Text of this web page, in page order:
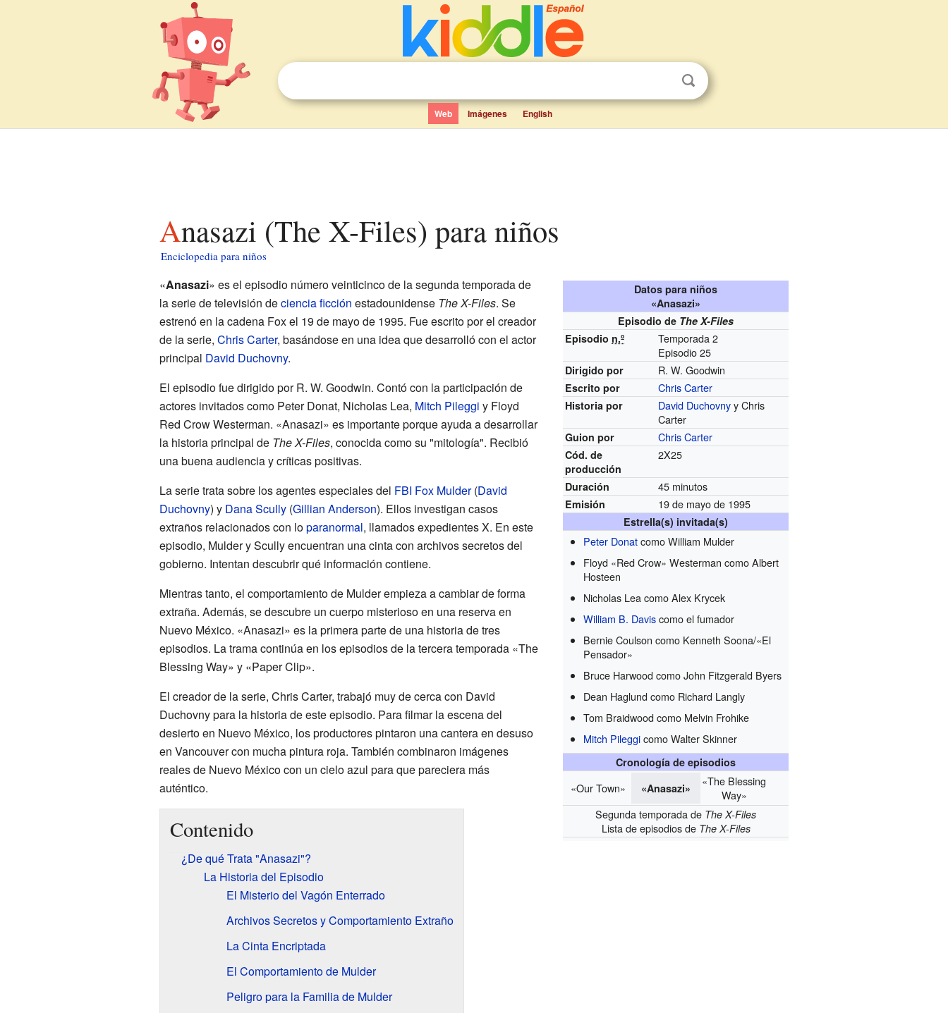
Web Imágenes English
Anasazi (The X-Files) para niños
Enciclopedia para niños
Datos para niños
«Anasazi»
Episodio de The X-Files
Episodio n.º
Temporada 2
Episodio 25
Dirigido por R. W. Goodwin
Escrito por Chris Carter
Historia por David Duchovnyy Chris
Carter
Guion por Chris Carter
Cód. de
producción
2X25
Duración 45 minutos
Emisión 19 de mayo de 1995
Estrella(s) invitada(s)
Peter Donatcomo William Mulder
Floyd «Red Crow» Westerman como Albert
Hosteen
Nicholas Lea como Alex Krycek
William B. Daviscomo el fumador
Bernie Coulson como Kenneth Soona/«El
Pensador»
Bruce Harwood como John Fitzgerald Byers
Dean Haglund como Richard Langly
Tom Braidwood como Melvin Frohike
Mitch Pileggicomo Walter Skinner
Cronología de episodios
«Our Town» «Anasazi»
«The Blessing
Way»
Segunda temporada de The X-Files
Lista de episodios de The X-Files
«Anasazi» es el episodio número veinticinco de la segunda temporada de
la serie de televisión deciencia ficción estadounidense The X-Files. Se
estrenó en la cadena Fox el 19 de mayo de 1995. Fue escrito por el creador
de la serie, Chris Carter, basándose en una idea que desarrolló con el actor
principal David Duchovny.
El episodio fue dirigido por R. W. Goodwin. Contó con la participación de
actores invitados como Peter Donat, Nicholas Lea, Mitch Pileggi y Floyd
Red Crow Westerman. «Anasazi» es importante porque ayuda a desarrollar
la historia principal de The X-Files, conocida como su "mitología". Recibió
una buena audiencia y críticas positivas.
La serie trata sobre los agentes especiales del FBI Fox Mulder(David
Duchovny) y Dana Scully(Gillian Anderson). Ellos investigan casos
extraños relacionados con loparanormal, llamados expedientes X. En este
episodio, Mulder y Scully encuentran una cinta con archivos secretos del
gobierno. Intentan descubrir qué información contiene.
Mientras tanto, el comportamiento de Mulder empieza a cambiar de forma
extraña. Además, se descubre un cuerpo misterioso en una reserva en
Nuevo México. «Anasazi» es la primera parte de una historia de tres
episodios. La trama continúa en los episodios de la tercera temporada «The
Blessing Way» y «Paper Clip».
El creador de la serie, Chris Carter, trabajó muy de cerca con David
Duchovny para la historia de este episodio. Para filmar la escena del
desierto en Nuevo México, los productores pintaron una cantera en desuso
en Vancouver con mucha pintura roja. También combinaron imágenes
reales de Nuevo México con un cielo azul para que pareciera más
auténtico.
Contenido
¿De qué Trata "Anasazi"?
La Historia del Episodio
El Misterio del Vagón Enterrado
Archivos Secretos y Comportamiento Extraño
La Cinta Encriptada
El Comportamiento de Mulder
Peligro para la Familia de Mulder